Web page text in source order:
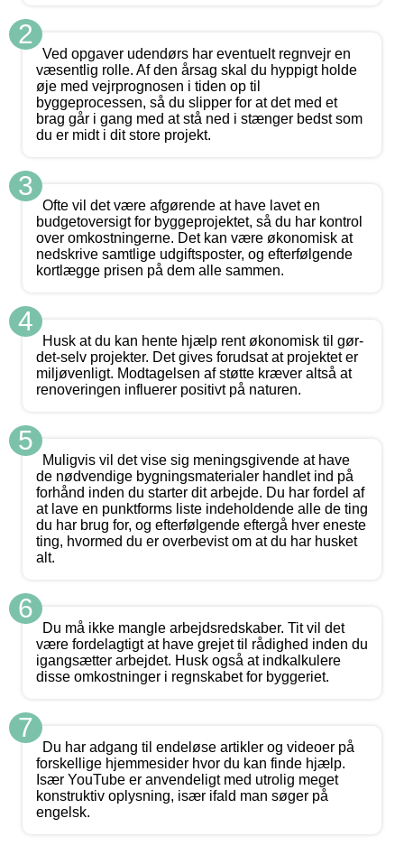
2
Ved opgaver udendørs har eventuelt regnvejr en
væsentlig rolle. Af den årsag skal du hyppigt holde
øje med vejrprognosen i tiden op til
byggeprocessen, så du slipper for at det med et
brag går i gang med at stå ned i stænger bedst som
du er midt i dit store projekt.
3
Ofte vil det være afgørende at have lavet en
budgetoversigt for byggeprojektet, så du har kontrol
over omkostningerne. Det kan være økonomisk at
nedskrive samtlige udgiftsposter, og efterfølgende
kortlægge prisen på dem alle sammen.
4
Husk at du kan hente hjælp rent økonomisk til gør-
det-selv projekter. Det gives forudsat at projektet er
miljøvenligt. Modtagelsen af støtte kræver altså at
renoveringen influerer positivt på naturen.
5
Muligvis vil det vise sig meningsgivende at have
de nødvendige bygningsmaterialer handlet ind på
forhånd inden du starter dit arbejde. Du har fordel af
at lave en punktforms liste indeholdende alle de ting
du har brug for, og efterfølgende eftergå hver eneste
ting, hvormed du er overbevist om at du har husket
alt.
6
Du må ikke mangle arbejdsredskaber. Tit vil det
være fordelagtigt at have grejet til rådighed inden du
igangsætter arbejdet. Husk også at indkalkulere
disse omkostninger i regnskabet for byggeriet.
7
Du har adgang til endeløse artikler og videoer på
forskellige hjemmesider hvor du kan finde hjælp.
Især YouTube er anvendeligt med utrolig meget
konstruktiv oplysning, især ifald man søger på
engelsk.